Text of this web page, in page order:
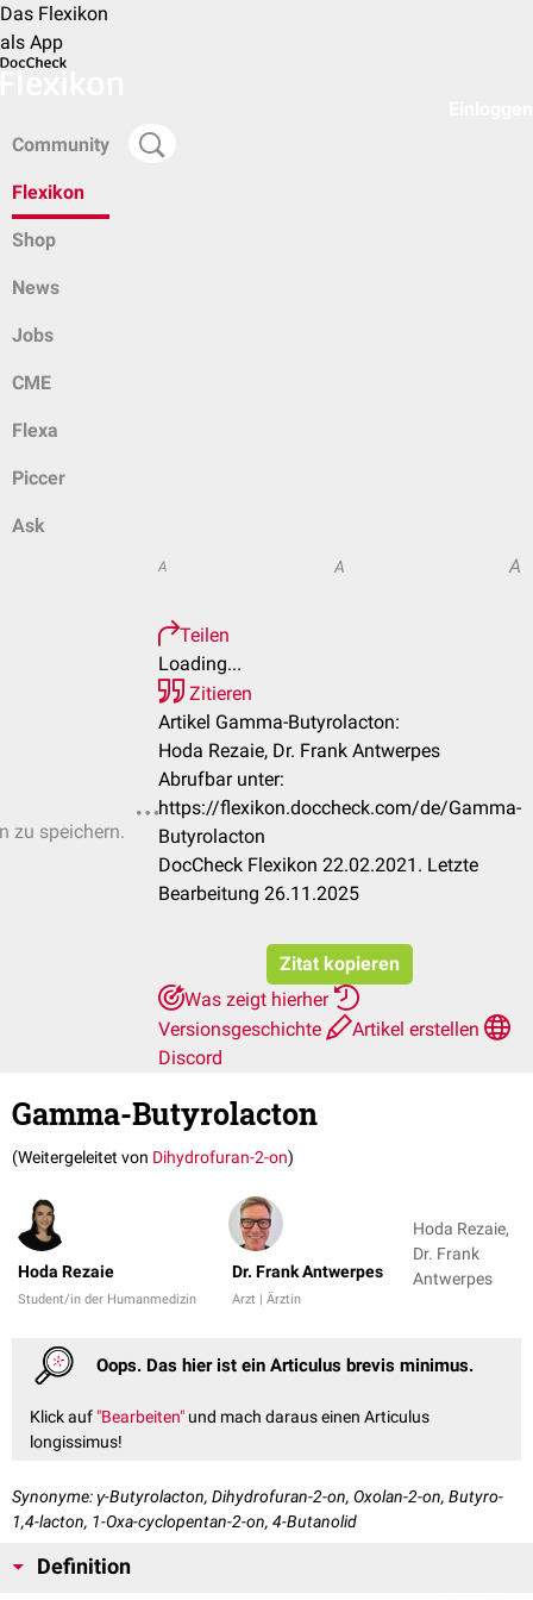
Das Flexikon
als App
Community
Flexikon
Shop
News
Jobs
CME
Flexa
Piccer
Ask
zu speichern.
A A A
Teilen
Loading...
Zitieren
Artikel Gamma-Butyrolacton:
Hoda Rezaie, Dr. Frank Antwerpes
Abrufbar unter:
https://flexikon.doccheck.com/de/Gamma-
Butyrolacton
DocCheck Flexikon 22.02.2021. Letzte
Bearbeitung 26.11.2025
Zitat kopieren
Was zeigt hierher
Versionsgeschichte
Artikel erstellen
Discord
Gamma-Butyrolacton
(Weitergeleitet von Dihydrofuran-2-on)
Hoda Rezaie
Student/in der Humanmedizin
Dr. Frank Antwerpes
Arzt | Ärztin
Hoda Rezaie,
Dr. Frank
Antwerpes
Oops. Das hier ist ein Articulus brevis minimus.
Klick auf "Bearbeiten" und mach daraus einen Articulus
longissimus!
Synonyme: γ-Butyrolacton, Dihydrofuran-2-on, Oxolan-2-on, Butyro-
1,4-lacton, 1-Oxa-cyclopentan-2-on, 4-Butanolid
Definition